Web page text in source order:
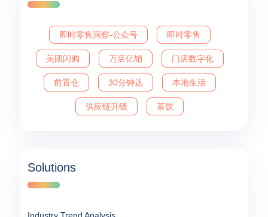
即时零售洞察-公众号 即时零售
美团闪购 万店亿销 门店数字化
前置仓 30分钟达 本地生活
供应链升级 茶饮
Solutions